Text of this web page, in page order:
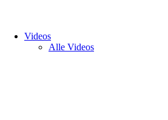
Videos
Alle Videos